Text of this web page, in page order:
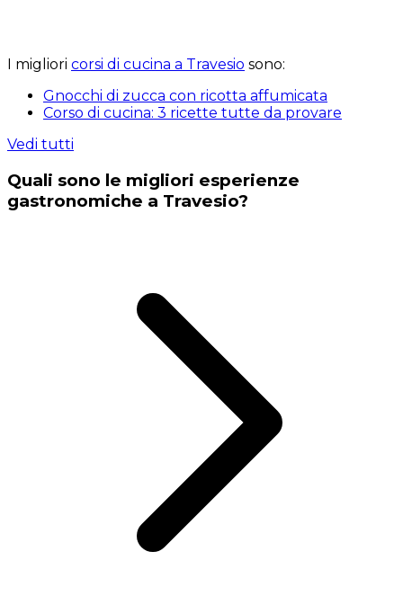
I migliori corsi di cucina a Travesio sono:
Gnocchi di zucca con ricotta affumicata
Corso di cucina: 3 ricette tutte da provare
Vedi tutti
Quali sono le migliori esperienze
gastronomiche a Travesio?